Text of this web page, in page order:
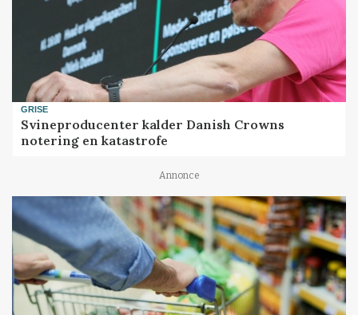
GRISE
Svineproducenter kalder Danish Crowns
notering en katastrofe
Annonce